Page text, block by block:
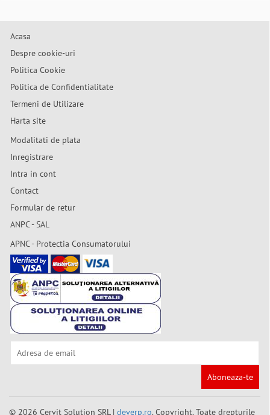
Acasa
Despre cookie-uri
Politica Cookie
Politica de Confidentialitate
Termeni de Utilizare
Harta site
Modalitati de plata
Inregistrare
Intra in cont
Contact
Formular de retur
ANPC - SAL
APNC - Protectia Consumatorului
Aboneaza-te
© 2026 Cervit Solution SRL | deverp.ro. Copyright. Toate drepturile